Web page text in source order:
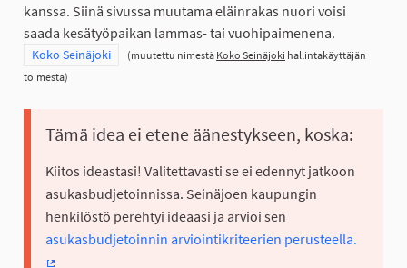
kanssa. Siinä sivussa muutama eläinrakas nuori voisi
saada kesätyöpaikan lammas- tai vuohipaimenena.
Rajaa tulokset teeman mukaan: Koko Seinäjoki
Koko Seinäjoki (muutettu nimestä Koko Seinäjoki hallintakäyttäjän
toimesta)
Tämä idea ei etene äänestykseen, koska:
Kiitos ideastasi! Valitettavasti se ei edennyt jatkoon
asukasbudjetoinnissa. Seinäjoen kaupungin
henkilöstö perehtyi ideaasi ja arvioi sen
asukasbudjetoinnin arviointikriteerien perusteella.